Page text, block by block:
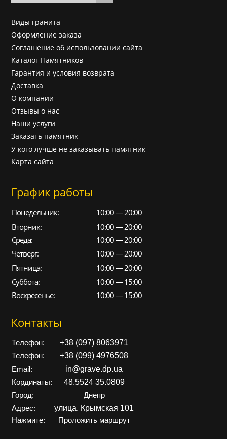
Виды гранита
Оформление заказа
Соглашение об использовании сайта
Каталог Памятников
Гарантия и условия возврата
Доставка
О компании
Отзывы о нас
Наши услуги
Заказать памятник
У кого лучше не заказывать памятник
Карта сайта
График работы
Понедельник:
10:00 — 20:00
Вторник:
10:00 — 20:00
Среда:
10:00 — 20:00
Четверг:
10:00 — 20:00
Пятница:
10:00 — 20:00
Суббота:
10:00 — 15:00
Воскресенье:
10:00 — 15:00
Контакты
Телефон: +38 (097) 8063971
Телефон: +38 (099) 4976508
Email: in@grave.dp.ua
Кординаты: 48.5524 35.0809
Город:
Днепр
Адрес:
улица. Крымская 101
Нажмите: Проложить маршрут